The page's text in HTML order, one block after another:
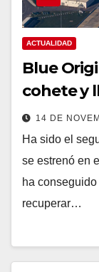
ACTUALIDAD
Blue
cohete y
14 DE
Ha sido el
se estrenó en
ha
recuperar…